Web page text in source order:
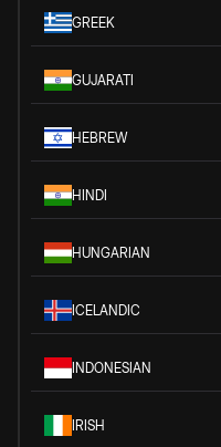
GREEK
GUJARATI
HEBREW
HINDI
HUNGARIAN
ICELANDIC
INDONESIAN
IRISH